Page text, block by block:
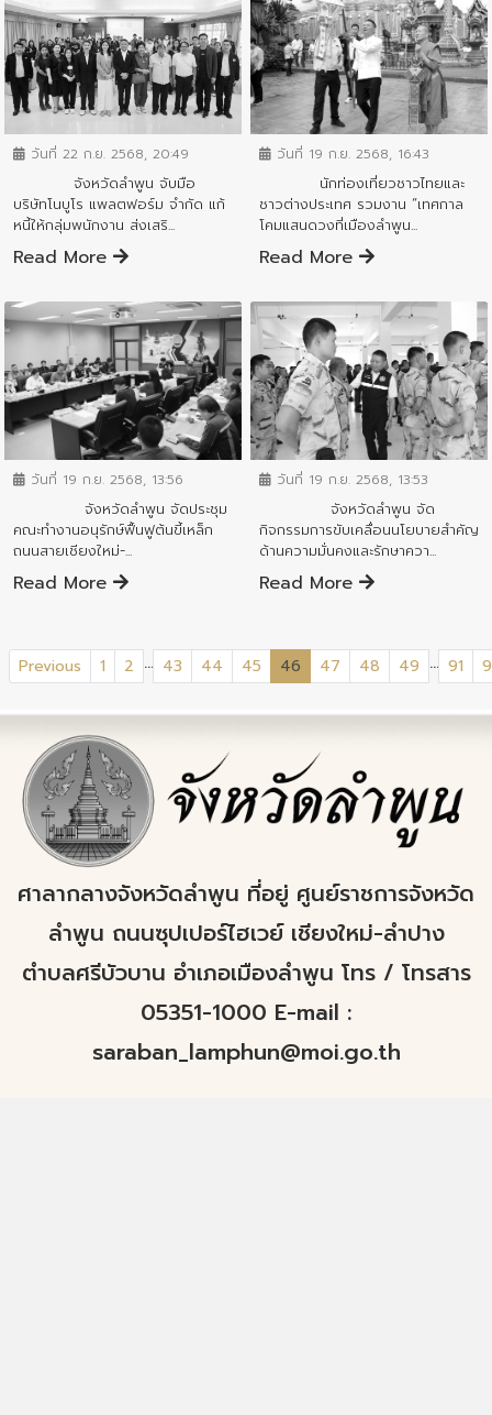
ข่าวสารจังหวัด
วันที่ 22 ก.ย. 2568, 20:49
จังหวัดลำพูน จับมือ
บริษัทโนบูโร แพลตฟอร์ม จำกัด แก้
หนี้ให้กลุ่มพนักงาน ส่งเสริ...
Read More
ข่าวสารจังหวัด
วันที่ 19 ก.ย. 2568, 16:43
นักท่องเที่ยวชาวไทยและ
ชาวต่างประเทศ รวมงาน “เทศกาล
โคมแสนดวงที่เมืองลำพูน...
Read More
ข่าวสารจังหวัด
วันที่ 19 ก.ย. 2568, 13:56
จังหวัดลำพูน จัดประชุม
คณะทำงานอนุรักษ์ฟื้นฟูต้นขี้เหล็ก
ถนนสายเชียงใหม่-...
Read More
ข่าวสารจังหวัด
วันที่ 19 ก.ย. 2568, 13:53
จังหวัดลำพูน จัด
กิจกรรมการขับเคลื่อนนโยบายสำคัญ
ด้านความมั่นคงและรักษาควา...
Read More
Previous 1 2 ... 43 44 45 46 (current)
47 48 49 ... 91
ศาลากลางจังหวัดลำพูน ที่อยู่ ศูนย์ราชการจังหวัด
ลำพูน ถนนซุปเปอร์ไฮเวย์ เชียงใหม่-ลำปาง
ตำบลศรีบัวบาน อำเภอเมืองลำพูน โทร / โทรสาร
05351-1000 E-mail :
saraban_lamphun@moi.go.th